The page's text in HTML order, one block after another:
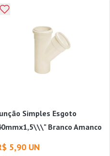
Simples Esgoto
Branco Amanco
5,90 UN